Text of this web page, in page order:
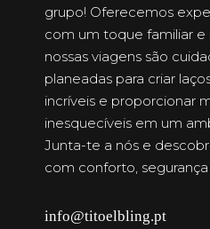
grupo! Oferecemos
com um toque familiar e
nossas viagens são
planeadas para criar
incríveis e proporcionar
inesquecíveis em um
Junta-te a nós e
com conforto,
info@titoelbling.pt